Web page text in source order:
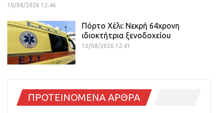
10/08/2026 12:46
Πόρτο Χέλι: Νεκρή 64χρονη
ιδιοκτήτρια ξενοδοχείου
10/08/2026 12:41
ΠΡΟΤΕΙΝΟΜΕΝΑ ΑΡΘΡΑ